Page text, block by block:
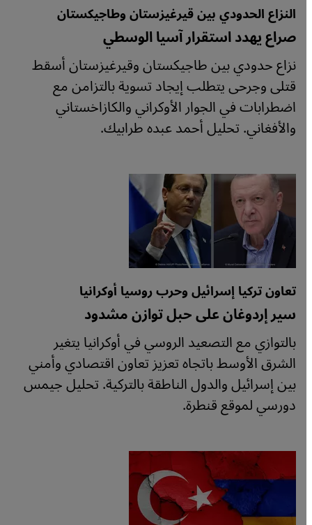
النزاع الحدودي بين قيرغيزستان وطاجيكستان
صراع يهدد استقرار آسيا الوسطي
نزاع حدودي بين طاجيكستان وقيرغيزستان أسقط
قتلى وجرحى يتطلب إيجاد تسوية بالتزامن مع
اضطرابات في الجوار الأوكراني والكازاخستاني
والأفغاني. تحليل أحمد عبده طرابيك.
تعاون تركيا إسرائيل وحرب روسيا أوكرانيا
سير إردوغان على حبل توازن مشدود
بالتوازي مع التصعيد الروسي في أوكرانيا يتغير
الشرق الأوسط باتجاه تعزيز تعاون اقتصادي وأمني
بين إسرائيل والدول الناطقة بالتركية. تحليل جيمس
دورسي لموقع قنطرة.